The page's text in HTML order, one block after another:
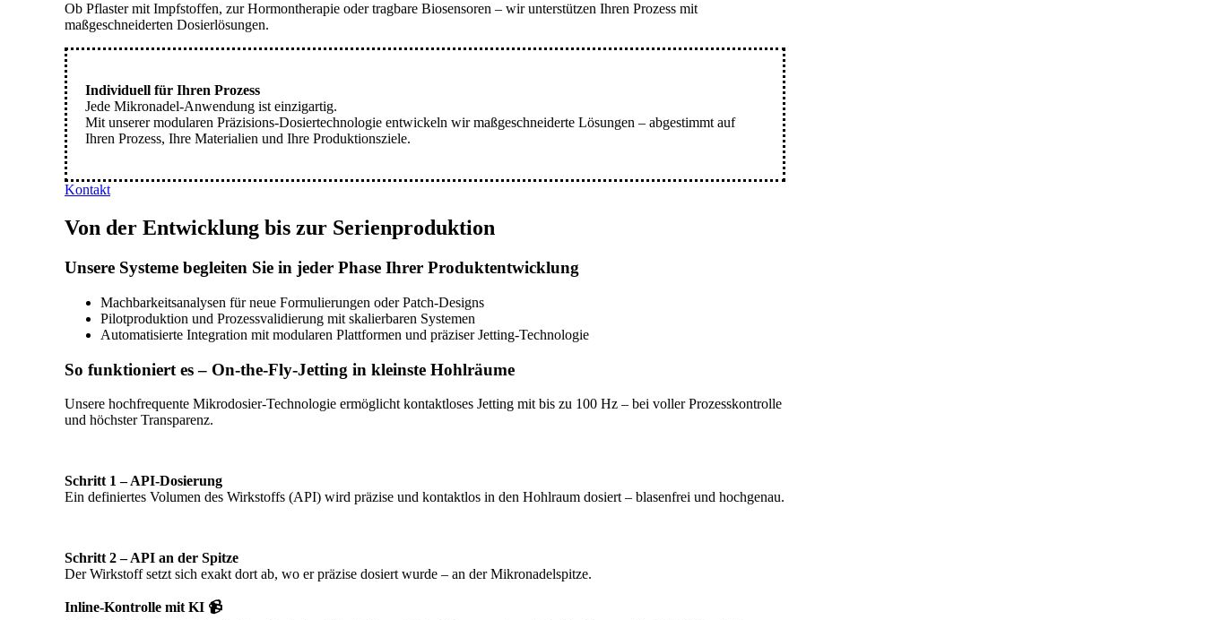
Ob Pflaster mit Impfstoffen, zur Hormontherapie oder tragbare Biosensoren – wir unterstützen Ihren Prozess mit
maßgeschneiderten Dosierlösungen.
Individuell für Ihren Prozess
Jede Mikronadel-Anwendung ist einzigartig.
Mit unserer modularen Präzisions-Dosiertechnologie entwickeln wir maßgeschneiderte Lösungen – abgestimmt auf
Ihren Prozess, Ihre Materialien und Ihre Produktionsziele.
Kontakt
Von der Entwicklung bis zur Serienproduktion
Unsere Systeme begleiten Sie in jeder Phase Ihrer Produktentwicklung
Machbarkeitsanalysen für neue Formulierungen oder Patch-Designs
Pilotproduktion und Prozessvalidierung mit skalierbaren Systemen
Automatisierte Integration mit modularen Plattformen und präziser Jetting-Technologie
So funktioniert es – On-the-Fly-Jetting in kleinste Hohlräume
Unsere hochfrequente Mikrodosier-Technologie ermöglicht kontaktloses Jetting mit bis zu 100 Hz – bei voller Prozesskontrolle
und höchster Transparenz.
Schritt 1 – API-Dosierung
Ein definiertes Volumen des Wirkstoffs (API) wird präzise und kontaktlos in den Hohlraum dosiert – blasenfrei und hochgenau.
Schritt 2 – API an der Spitze
Der Wirkstoff setzt sich exakt dort ab, wo er präzise dosiert wurde – an der Mikronadelspitze.
Inline-Kontrolle mit KI 📹